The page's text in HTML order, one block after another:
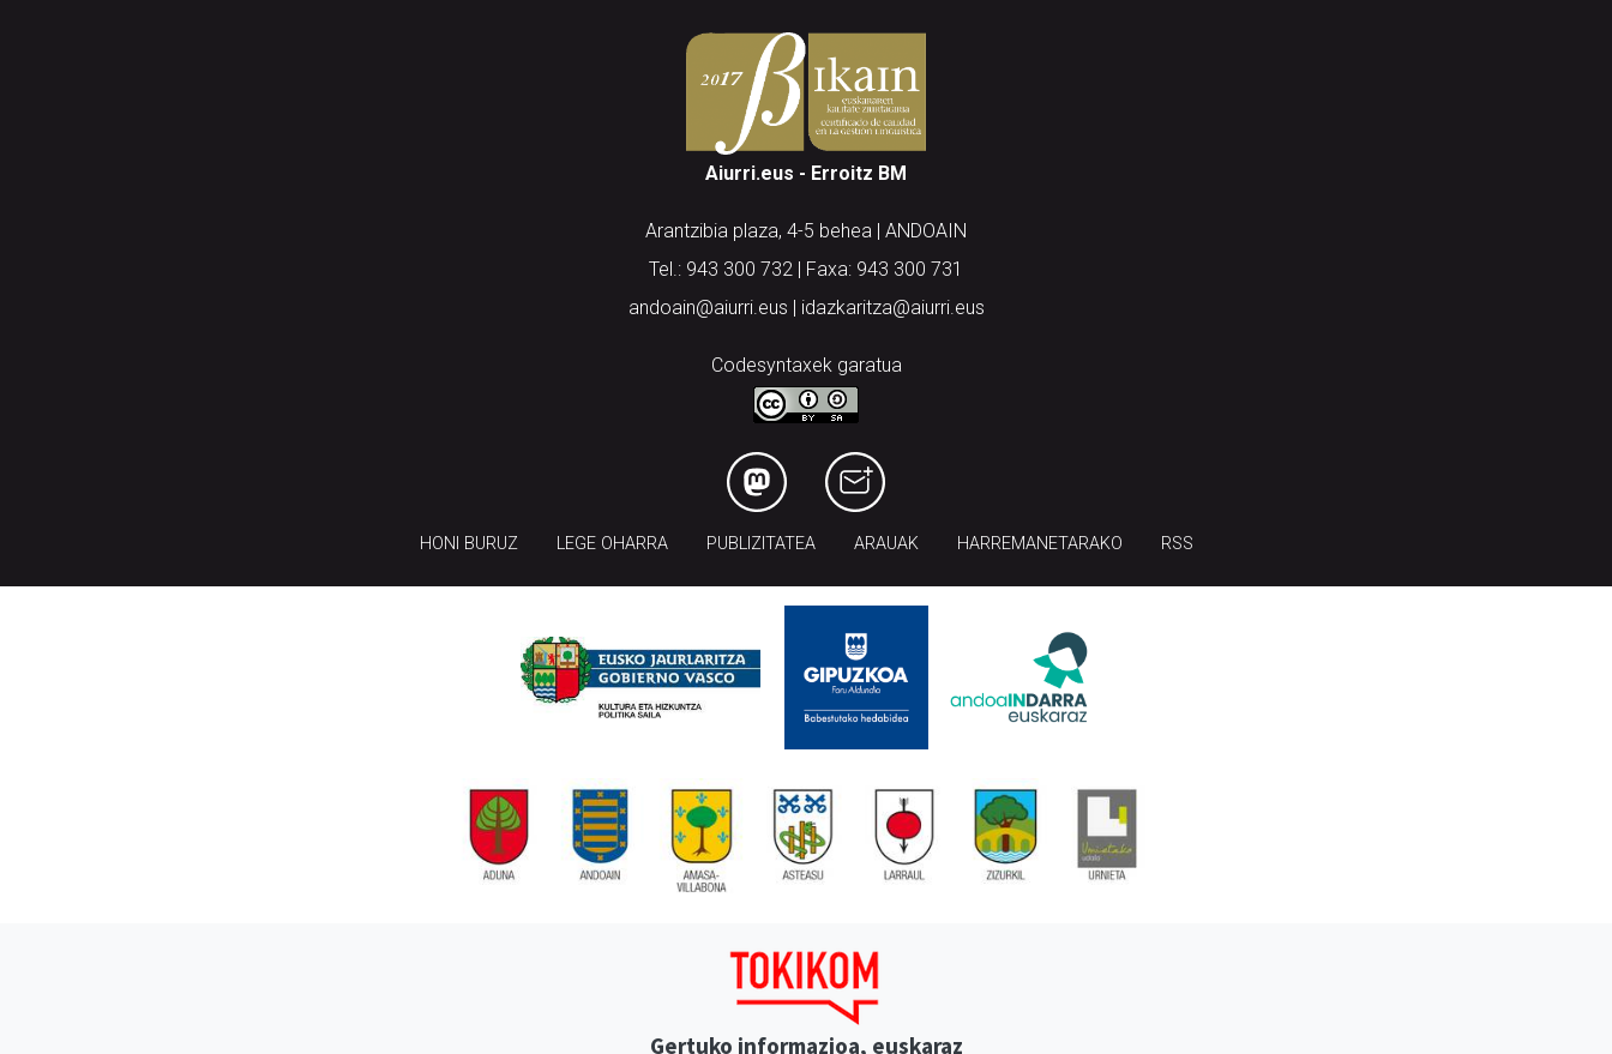
Aiurri.eus - Erroitz BM
Arantzibia plaza, 4-5 behea | ANDOAIN
Tel.: 943 300 732 | Faxa: 943 300 731
andoain@aiurri.eus | idazkaritza@aiurri.eus
Codesyntaxek garatua
HONI BURUZ LEGE OHARRA PUBLIZITATEA ARAUAK HARREMANETARAKO RSS
Gertuko informazioa, euskaraz